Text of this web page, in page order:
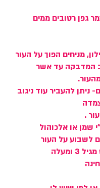
גפן רטובים ממים
מניחים הפוך על העור
המדבקה עד אשר
ניתן להעביר עוד ניגוב
.
שמן או אלכוהול
לשבוע על העור
ומעלה